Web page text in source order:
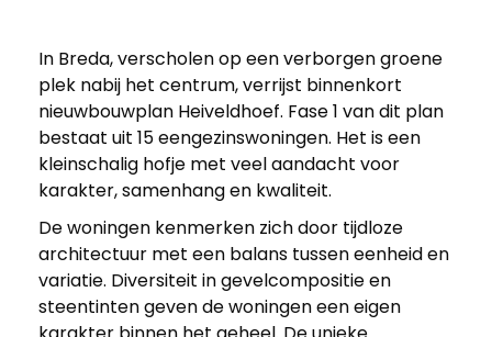
H
e
i
v
e
In Breda, verscholen op een verborgen groene
plek nabij het centrum, verrijst binnenkort
nieuwbouwplan Heiveldhoef. Fase 1 van dit plan
bestaat uit 15 eengezinswoningen. Het is een
kleinschalig hofje met veel aandacht voor
karakter, samenhang en kwaliteit.
De woningen kenmerken zich door tijdloze
architectuur met een balans tussen eenheid en
variatie. Diversiteit in gevelcompositie en
steentinten geven de woningen een eigen